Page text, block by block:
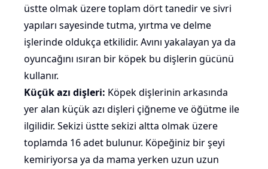
üstte olmak üzere toplam dört tanedir ve sivri
yapıları sayesinde tutma, yırtma ve delme
işlerinde oldukça etkilidir. Avını yakalayan ya da
oyuncağını ısıran bir köpek bu dişlerin gücünü
kullanır.
Küçük azı dişleri: Köpek dişlerinin arkasında
yer alan küçük azı dişleri çiğneme ve öğütme ile
ilgilidir. Sekizi üstte sekizi altta olmak üzere
toplamda 16 adet bulunur. Köpeğiniz bir şeyi
kemiriyorsa ya da mama yerken uzun uzun